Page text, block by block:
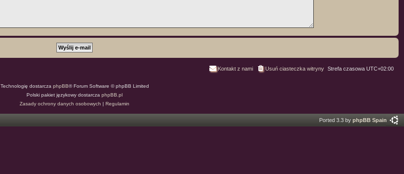
Strefa czasowa UTC+02:00
Usuń ciasteczka witryny
Kontakt z nami
Technologię dostarcza phpBB® Forum Software © phpBB Limited
Polski pakiet językowy dostarcza phpBB.pl
Zasady ochrony danych osobowych | Regulamin
Ported 3.3 by phpBB Spain